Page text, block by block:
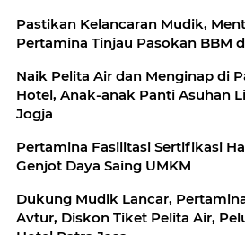
Pastikan Kelancaran Mudik,
Pertamina Tinjau Pasokan BBM
Naik Pelita Air dan Menginap di
Hotel, Anak-anak Panti Asuhan
Jogja
Pertamina Fasilitasi Sertifikasi
Genjot Daya Saing UMKM
Dukung Mudik Lancar,
Avtur, Diskon Tiket Pelita Air,